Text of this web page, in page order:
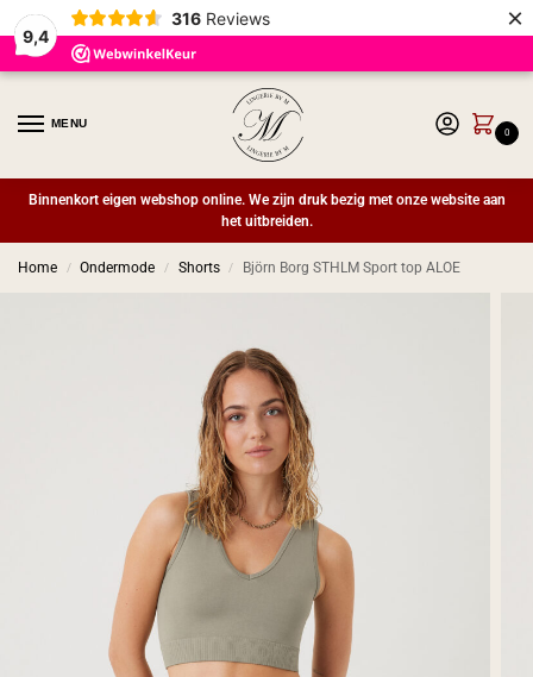
9,4
316 Reviews ×
MENU
0
Binnenkort eigen webshop online. We zijn druk bezig met onze website aan
het uitbreiden.
Home / Ondermode / Shorts / Björn Borg STHLM Sport top ALOE